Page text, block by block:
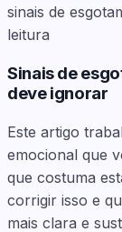
sinais de
leitura
Sinais de
deve ignorar
Este artigo
emocional que
que costuma
corrigir isso e
mais clara e